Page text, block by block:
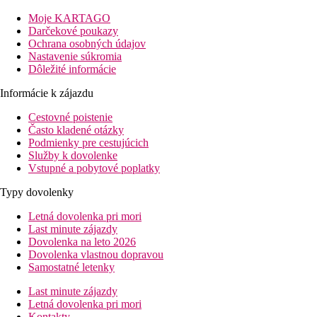
centrá: cca 35 km (Port Louis)
nákupných možností: cca 1,5 km
Popis izby
Dvojlôžková izba typu Comfort
klimatizácia
WIFI zadarmo
set na prípravu kávy a čaju
minibar
kúpeľňa/WC
balkón/terasa
25-27m2
Dvojlôžková izba, Priviledge:
Rodinná izba, 2 spálne:
Popis hotela
vstupná hala s recepciou
a la carte reštaurácia
snack kiosk
Moje KARTAGO
Darčekové poukazy
Ochrana osobných údajov
Nastavenie súkromia
Dôležité informácie
Informácie k zájazdu
Cestovné poistenie
Často kladené otázky
Podmienky pre cestujúcich
Služby k dovolenke
Vstupné a pobytové poplatky
Typy dovolenky
Letná dovolenka pri mori
Last minute zájazdy
Dovolenka na leto 2026
Dovolenka vlastnou dopravou
Samostatné letenky
Last minute zájazdy
Letná dovolenka pri mori